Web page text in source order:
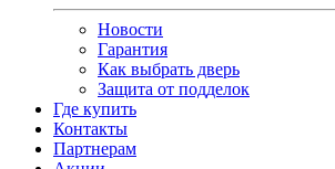
Новости
Гарантия
Как выбрать дверь
Защита от подделок
Где купить
Контакты
Партнерам